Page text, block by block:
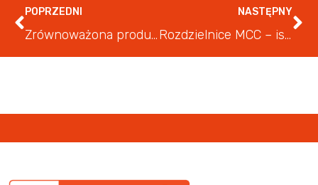
POPRZEDNI
Zrównoważona produkcja w branży motoryzacyjnej dzięki rozwiązaniom firmy SMC. Case Study
NASTĘPNY
Rozdzielnice MCC – istotny element systemu automatyki przemysłowej